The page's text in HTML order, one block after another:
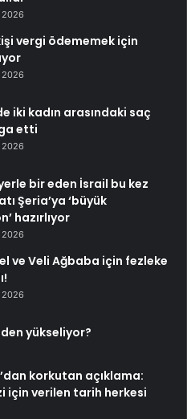
2026
vergi ödememek için
2026
iki kadın arasındaki saç
etti
2026
bir eden İsrail bu kez
Şeria’ya ‘büyük
hazırlıyor
2026
ve Veli Ağbaba için fezleke
2026
yükseliyor?
korkutan açıklama:
için verilen tarih herkesi